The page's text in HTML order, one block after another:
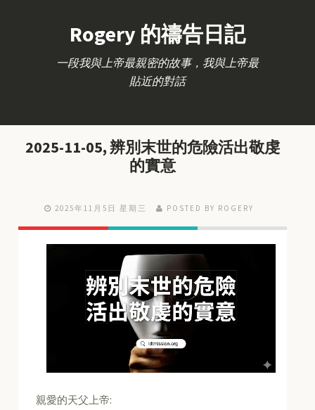
Rogery 的禱告日記
一段我與上帝最親密的故事，我與上帝最
貼近的對話
2025-11-05, 辨別末世的危險活出敬虔
的實意
2025年11月5日 星期三 POSTED BY ROGERY
親愛的天父上帝: